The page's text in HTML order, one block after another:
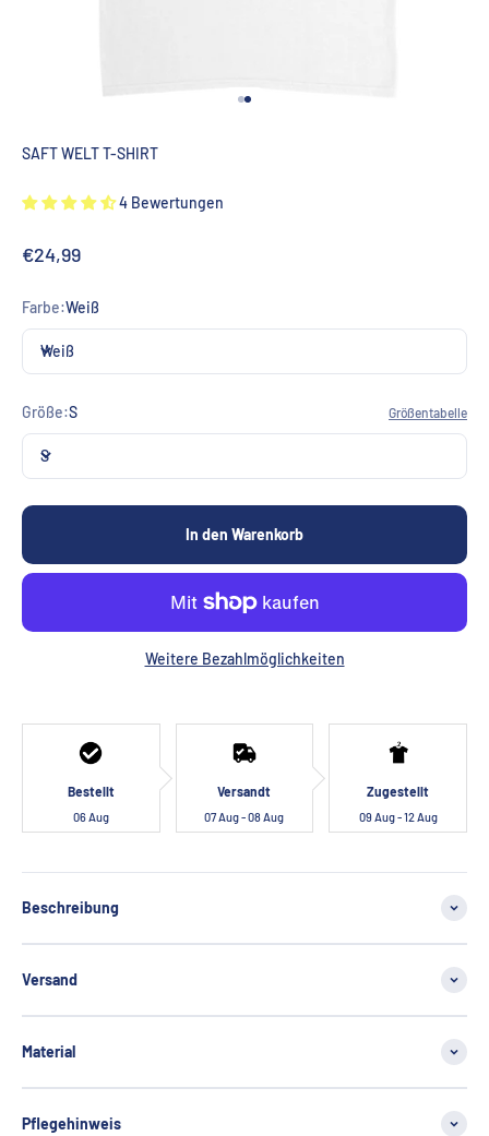
SAFT WELT T-SHIRT
4 Bewertungen
Angebot
€24,99
Farbe:Weiß
Weiß
Größe:S Größentabelle
S
In den Warenkorb
Weitere Bezahlmöglichkeiten
Bestellt
06 Aug
Versandt
07 Aug - 08 Aug
Zugestellt
09 Aug - 12 Aug
Beschreibung
Versand
Material
Pflegehinweis